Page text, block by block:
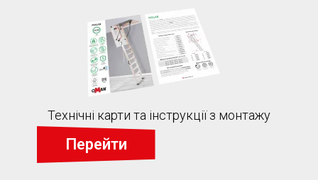
Технічні карти та інструкції з монтажу
Перейти